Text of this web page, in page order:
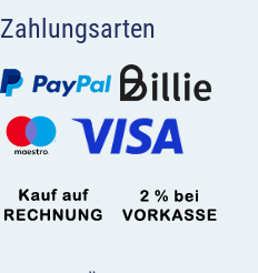
Zahlungsarten